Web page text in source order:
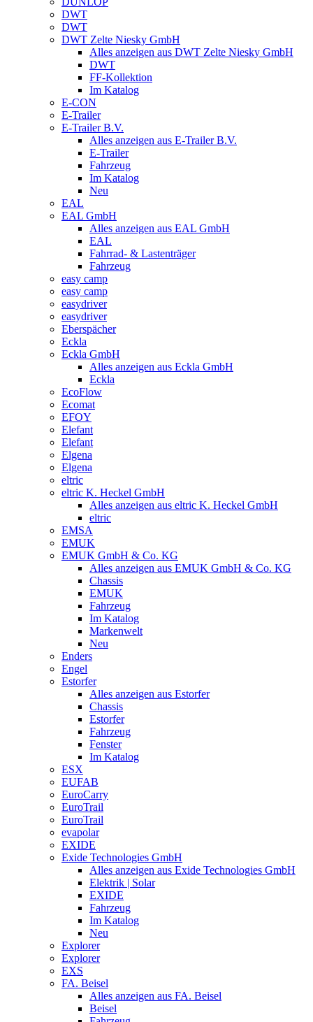
DWT
DWT
DWT Zelte Niesky GmbH
Alles anzeigen aus DWT Zelte Niesky GmbH
DWT
FF-Kollektion
Im Katalog
E-CON
E-Trailer
E-Trailer B.V.
Alles anzeigen aus E-Trailer B.V.
E-Trailer
Fahrzeug
Im Katalog
Neu
EAL
EAL GmbH
Alles anzeigen aus EAL GmbH
EAL
Fahrrad- & Lastenträger
Fahrzeug
easy camp
easy camp
easydriver
easydriver
Eberspächer
Eckla
Eckla GmbH
Alles anzeigen aus Eckla GmbH
Eckla
EcoFlow
Ecomat
EFOY
Elefant
Elefant
Elgena
Elgena
eltric
eltric K. Heckel GmbH
Alles anzeigen aus eltric K. Heckel GmbH
eltric
EMSA
EMUK
EMUK GmbH & Co. KG
Alles anzeigen aus EMUK GmbH & Co. KG
Chassis
EMUK
Fahrzeug
Im Katalog
Markenwelt
Neu
Enders
Engel
Estorfer
Alles anzeigen aus Estorfer
Chassis
Estorfer
Fahrzeug
Fenster
Im Katalog
ESX
EUFAB
EuroCarry
EuroTrail
EuroTrail
evapolar
EXIDE
Exide Technologies GmbH
Alles anzeigen aus Exide Technologies GmbH
Elektrik | Solar
EXIDE
Fahrzeug
Im Katalog
Neu
Explorer
Explorer
EXS
FA. Beisel
Alles anzeigen aus FA. Beisel
Beisel